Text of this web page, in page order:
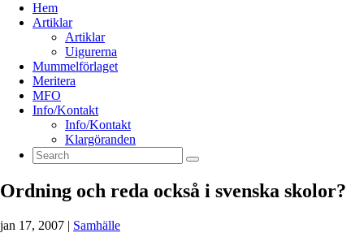
Hem
Artiklar
Artiklar
Uigurerna
Mummelförlaget
Meritera
MFO
Info/Kontakt
Info/Kontakt
Klargöranden
Ordning och reda också i svenska skolor?
jan 17, 2007 | Samhälle